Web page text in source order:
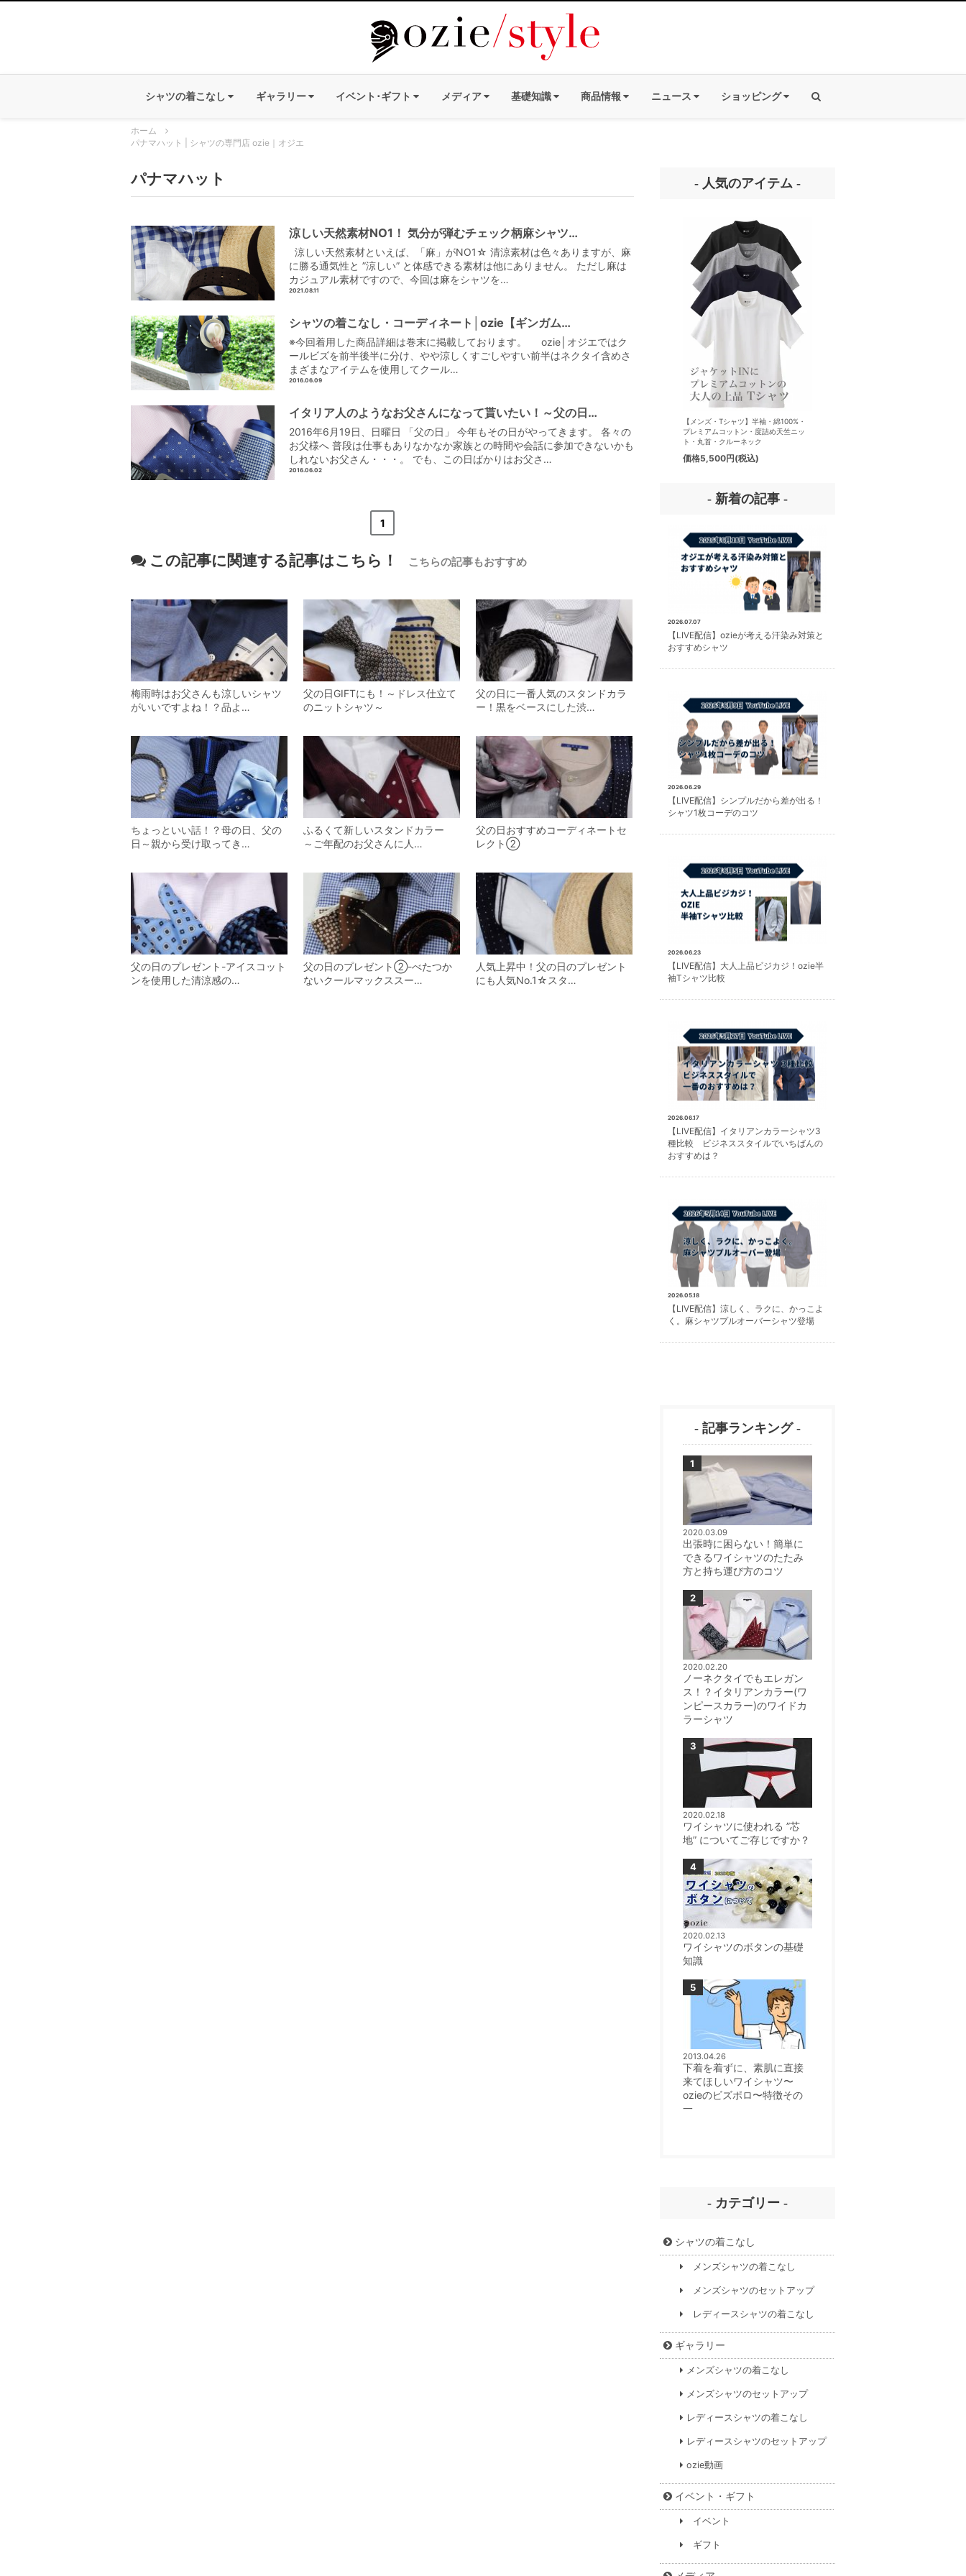
シャツの着こなし ギャラリー イベント･ギフト メディア 基礎知識 商品情報 ニュース ショッピング
ホーム
パナマハット | シャツの専門店 ozie｜オジエ
パナマハット
涼しい天然素材NO1！ 気分が弾むチェック柄麻シャツ…
涼しい天然素材といえば、「麻」がNO1☆ 清涼素材は色々ありますが、麻
に勝る通気性と ”涼しい” と体感できる素材は他にありません。 ただし麻は
カジュアル素材ですので、今回は麻をシャツを…
2021.08.11
シャツの着こなし・コーディネート│ozie【ギンガム…
※今回着用した商品詳細は巻末に掲載しております。 ozie│オジエではク
ールビズを前半後半に分け、やや涼しくすごしやすい前半はネクタイ含めさ
まざまなアイテムを使用してクール…
2016.06.09
イタリア人のようなお父さんになって貰いたい！～父の日…
2016年6月19日、日曜日 「父の日」 今年もその日がやってきます。 各々の
お父様へ 普段は仕事もありなかなか家族との時間や会話に参加できないかも
しれないお父さん・・・。 でも、この日ばかりはお父さ…
2016.06.02
1
この記事に関連する記事はこちら！ こちらの記事もおすすめ
梅雨時はお父さんも涼しいシャツ
がいいですよね！？品よ…
父の日GIFTにも！～ドレス仕立て
のニットシャツ～
父の日に一番人気のスタンドカラ
ー！黒をベースにした渋…
ちょっといい話！？母の日、父の
日～親から受け取ってき…
ふるくて新しいスタンドカラー
～ご年配のお父さんに人…
父の日おすすめコーディネートセ
レクト②
父の日のプレゼント-アイスコット
ンを使用した清涼感の…
父の日のプレゼント②-べたつか
ないクールマックススー…
人気上昇中！父の日のプレゼント
にも人気No.1☆スタ…
- 人気のアイテム -
【メンズ・ドレスシャツ・ワイシャツ・
半袖】ナチュラルフィット・クールマッ
クス・ドライ・形態安定・オックスフォ
ード・イタリアンカラー・ボタンダウ
ン・スキッパー・第一ボタン無し
価格7,150円
【メンズ・Tシャツ】半袖・綿100%・
プレミアムコットン・度詰め天竺ニッ
ト・丸首・クルーネック
価格5,500円(税込)
- 新着の記事 -
2026.07.07
【LIVE配信】ozieが考える汗染み対策と
おすすめシャツ
2026.06.29
【LIVE配信】シンプルだから差が出る！
シャツ1枚コーデのコツ
2026.06.23
【LIVE配信】大人上品ビジカジ！ozie半
袖Tシャツ比較
2026.06.17
【LIVE配信】イタリアンカラーシャツ3
種比較 ビジネススタイルでいちばんの
おすすめは？
2026.05.18
【LIVE配信】涼しく、ラクに、かっこよ
く。麻シャツプルオーバーシャツ登場
- 記事ランキング -
2020.03.09
出張時に困らない！簡単に
できるワイシャツのたたみ
方と持ち運び方のコツ
2020.02.20
ノーネクタイでもエレガン
ス！？イタリアンカラー(ワ
ンピースカラー)のワイドカ
ラーシャツ
2020.02.18
ワイシャツに使われる ”芯
地” についてご存じですか？
2020.02.13
ワイシャツのボタンの基礎
知識
2013.04.26
下着を着ずに、素肌に直接
来てほしいワイシャツ〜
ozieのビズポロ〜特徴その
一
- カテゴリー -
シャツの着こなし
メンズシャツの着こなし
メンズシャツのセットアップ
レディースシャツの着こなし
ギャラリー
メンズシャツの着こなし
メンズシャツのセットアップ
レディースシャツの着こなし
レディースシャツのセットアップ
ozie動画
イベント・ギフト
イベント
ギフト